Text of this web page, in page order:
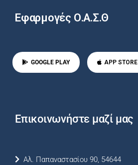
Εφαρμογές Ο.Α.Σ.Θ
GOOGLE PLAY APP STORE
Επικοινωνήστε μαζί μας
Αλ. Παπαναστασίου 90, 54644